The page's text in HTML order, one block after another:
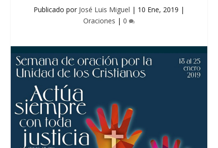
Publicado por José Luis Miguel | 10 Ene, 2019 |
Oraciones | 0